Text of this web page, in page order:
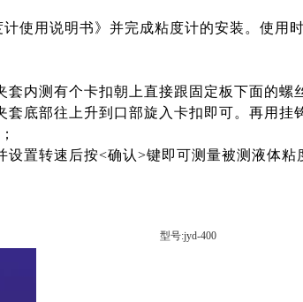
使用说明书》并完成粘度计的安装。使用
套内测有个卡扣朝上直接跟固定板下面的螺
套底部往上升到口部旋入卡扣即可。再用
置转速后按<确认>键即可测量被测液体粘
型号:jyd-400